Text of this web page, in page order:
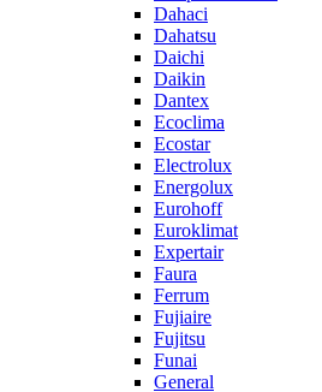
Dahaci
Dahatsu
Daichi
Daikin
Dantex
Ecoclima
Ecostar
Electrolux
Energolux
Eurohoff
Euroklimat
Expertair
Faura
Ferrum
Fujiaire
Fujitsu
Funai
General